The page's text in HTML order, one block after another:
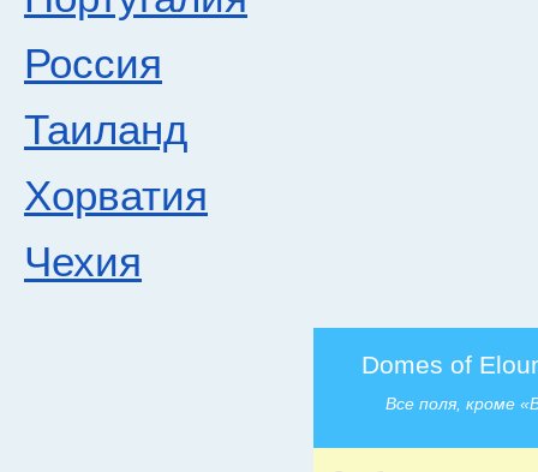
Россия
Таиланд
Хорватия
Чехия
Domes of
Все поля, кроме